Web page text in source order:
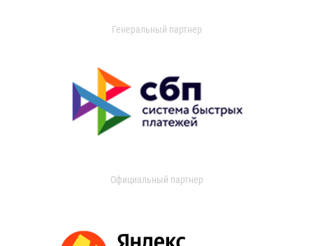
Генеральный партнер
Официальный партнер